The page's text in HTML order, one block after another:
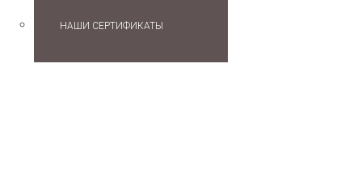
НАШИ СЕРТИФИКАТЫ